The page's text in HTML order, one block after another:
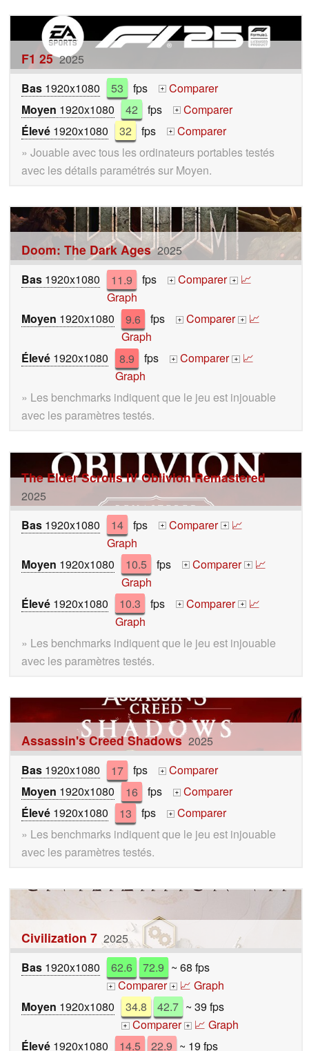
F1 25 2025
Bas 1920x1080 53 fps +
Comparer
Moyen 1920x1080 42 fps +
Comparer
Élevé 1920x1080 32 fps +
Comparer
» Jouable avec tous les ordinateurs portables testés
avec les détails paramétrés sur Moyen.
Doom: The Dark Ages 2025
Bas 1920x1080 11.9 fps + Comparer + 📈
Graph
Moyen 1920x1080 9.6 fps + Comparer + 📈
Graph
Élevé 1920x1080 8.9 fps + Comparer + 📈
Graph
» Les benchmarks indiquent que le jeu est injouable
avec les paramètres testés.
The Elder Scrolls IV Oblivion Remastered
2025
Bas 1920x1080 14 fps + Comparer + 📈
Graph
Moyen 1920x1080 10.5 fps + Comparer + 📈
Graph
Élevé 1920x1080 10.3 fps + Comparer + 📈
Graph
» Les benchmarks indiquent que le jeu est injouable
avec les paramètres testés.
Assassin's Creed Shadows 2025
Bas 1920x1080 17 fps +
Comparer
Moyen 1920x1080 16 fps +
Comparer
Élevé 1920x1080 13 fps +
Comparer
» Les benchmarks indiquent que le jeu est injouable
avec les paramètres testés.
Civilization 7 2025
Bas 1920x1080 62.6 72.9 ~ 68 fps
+ Comparer +
📈 Graph
Moyen 1920x1080 34.8 42.7 ~ 39 fps
+ Comparer +
📈 Graph
Élevé 1920x1080 14.5 22.9 ~ 19 fps